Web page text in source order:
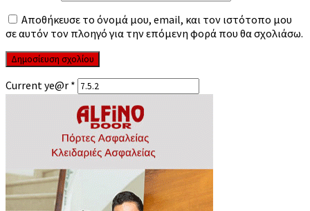
Αποθήκευσε το όνομά μου, email, και τον ιστότοπο μου
σε αυτόν τον πλοηγό για την επόμενη φορά που θα σχολιάσω.
Current ye@r *